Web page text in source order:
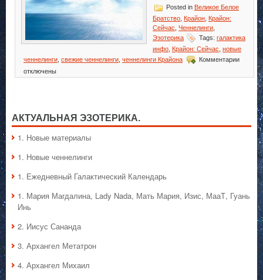
Posted in Великое Белое
Братство Крайон Крайон:
Сейчас Ченнелинги
Эзотерика
Tags: галактика
инфо Крайон: Сейчас новые
ченнелинги свежие ченнелинги ченнелинги Крайона Комментариик
записи
Крайон:
Сейчас
отключены
АКТУАЛЬНАЯ ЭЗОТЕРИКА.
1. Hовые материалы
1. Hовые ченнелинги
1. Ежедневный Галактический Календарь
1. Мария Магдалина, Lady Nada, Мать Мария, Изис, МааТ, Гуань
Инь
2. Иисус Сананда
3. Архангел Метатрон
4. Архангел Михаил